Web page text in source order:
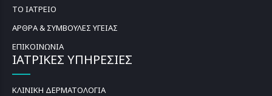
ΤΟ ΙΑΤΡΕΙΟ
ΑΡΘΡΑ & ΣΥΜΒΟΥΛΕΣ ΥΓΕΙΑΣ
ΕΠΙΚΟΙΝΩΝΙΑ
ΙΑΤΡΙΚΕΣ ΥΠΗΡΕΣΙΕΣ
ΚΛΙΝΙΚΗ ΔΕΡΜΑΤΟΛΟΓΙΑ